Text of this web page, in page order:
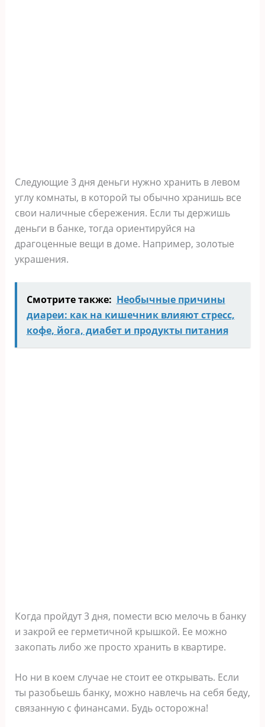
Следующие 3 дня деньги нужно хранить в левом
углу комнаты, в которой ты обычно хранишь все
свои наличные сбережения. Если ты держишь
деньги в банке, тогда ориентируйся на
драгоценные вещи в доме. Например, золотые
украшения.
Смотрите также: Необычные причины
диареи: как на кишечник влияют стресс,
кофе, йога, диабет и продукты питания
Когда пройдут 3 дня, помести всю мелочь в банку
и закрой ее герметичной крышкой. Ее можно
закопать либо же просто хранить в квартире.
Но ни в коем случае не стоит ее открывать. Если
ты разобьешь банку, можно навлечь на себя беду,
связанную с финансами. Будь осторожна!